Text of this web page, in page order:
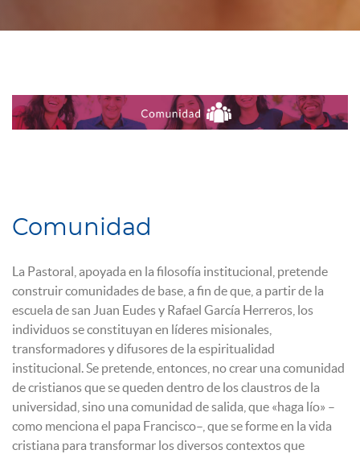
Comunidad
La Pastoral, apoyada en la filosofía institucional, pretende
construir comunidades de base, a fin de que, a partir de la
escuela de san Juan Eudes y Rafael García Herreros, los
individuos se constituyan en líderes misionales,
transformadores y difusores de la espiritualidad
institucional. Se pretende, entonces, no crear una comunidad
de cristianos que se queden dentro de los claustros de la
universidad, sino una comunidad de salida, que «haga lío» –
como menciona el papa Francisco–, que se forme en la vida
cristiana para transformar los diversos contextos que